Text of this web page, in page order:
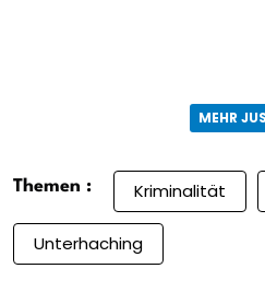
MEHR
Themen : Kriminalität
Unterhaching